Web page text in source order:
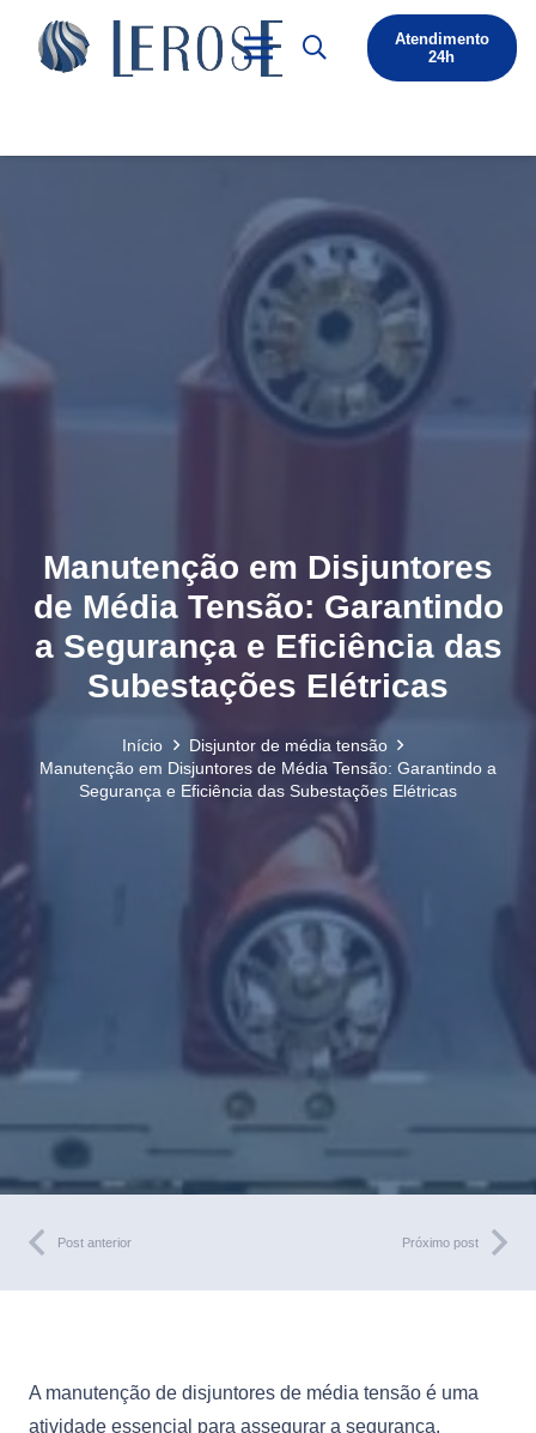
Atendimento
24h
Manutenção em Disjuntores
de Média Tensão: Garantindo
a Segurança e Eficiência das
Subestações Elétricas
Início
Disjuntor de média tensão
Manutenção em Disjuntores de Média Tensão: Garantindo a
Segurança e Eficiência das Subestações Elétricas
Post anterior Próximo post
A manutenção de disjuntores de média tensão é uma
atividade essencial para assegurar a segurança,